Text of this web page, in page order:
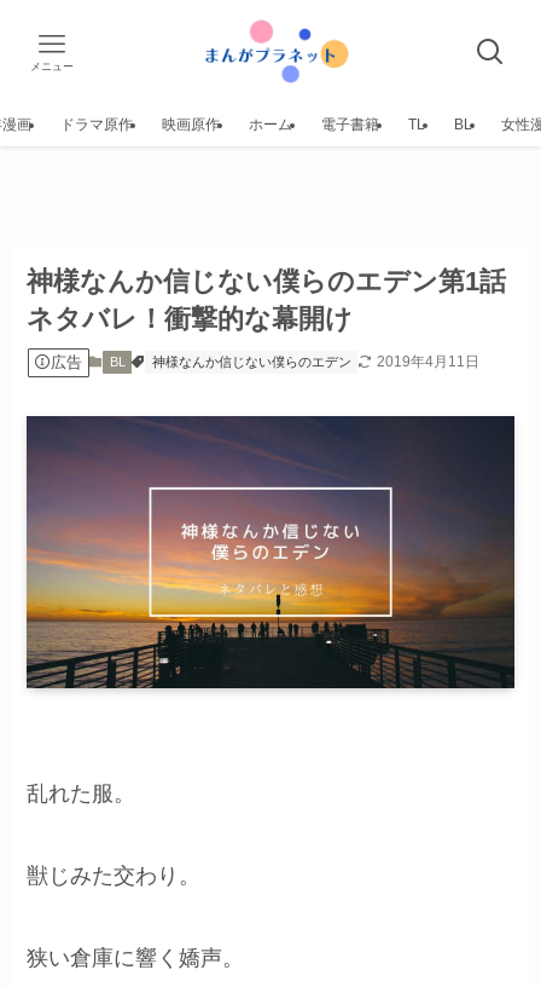
メニュー
画 ドラマ原作 映画原作 ホーム 電子書籍 TL BL 女性
神様なんか信じない僕らのエデン第1話
ネタバレ！衝撃的な幕開け
広告 BL 神様なんか信じない僕らのエデン 2019年4月11日
乱れた服。
獣じみた交わり。
狭い倉庫に響く嬌声。